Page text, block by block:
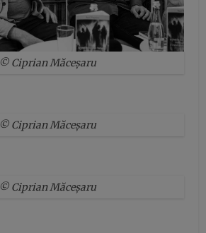
© Ciprian Măceșaru
© Ciprian Măceșaru
© Ciprian Măceșaru